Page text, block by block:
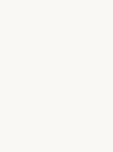
- Real Foods Oy,
Finland